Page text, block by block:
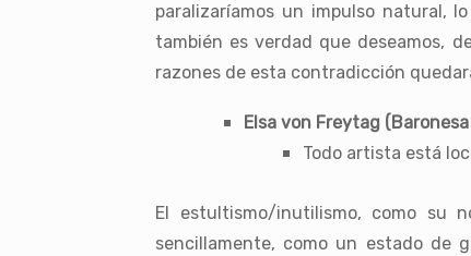
paralizaríamos un impulso natural,
también es verdad que deseamos,
razones de esta contradicción
Elsa von Freytag (Baronesa
Todo artista está
El estultismo/inutilismo, como su
sencillamente, como un estado de